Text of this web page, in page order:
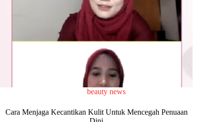
beauty news
Cara Menjaga Kecantikan Kulit Untuk Mencegah Penuaan